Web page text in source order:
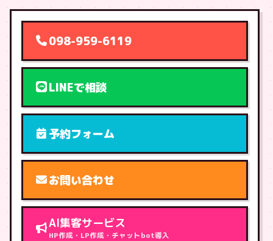
098-959-6119
LINEで相談
予約フォーム
お問い合わせ
AI集客サービス
HP作成・LP作成・チャットbot導入